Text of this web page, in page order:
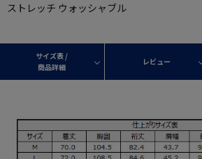
ストレッチ ウォッシャブル
サイズ表 /
商品詳細
レビュー